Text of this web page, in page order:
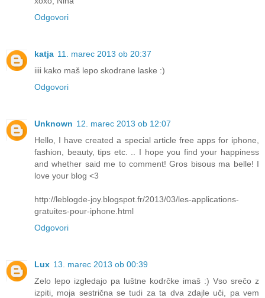
Odgovori
katja 11. marec 2013 ob 20:37
iiii kako maš lepo skodrane laske :)
Odgovori
Unknown 12. marec 2013 ob 12:07
Hello, I have created a special article free apps for iphone,
fashion, beauty, tips etc. .. I hope you find your happiness
and whether said me to comment! Gros bisous ma belle! I
love your blog <3
http://leblogde-joy.blogspot.fr/2013/03/les-applications-
gratuites-pour-iphone.html
Odgovori
Lux 13. marec 2013 ob 00:39
Zelo lepo izgledajo pa luštne kodrčke imaš :) Vso srečo z
izpiti, moja sestrična se tudi za ta dva zdajle uči, pa vem